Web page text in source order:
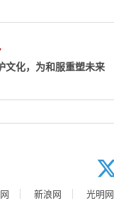
文化，为和服重塑未来
新浪网 光明网